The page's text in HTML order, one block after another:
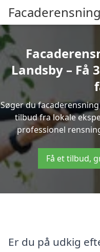
Landsby – Få
Søger du
tilbud fra lokale
professionel
Få et tilbud,
Er du på udkig